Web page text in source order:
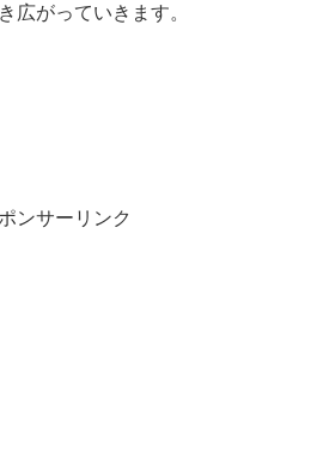
広がっていきます。
ンサーリンク